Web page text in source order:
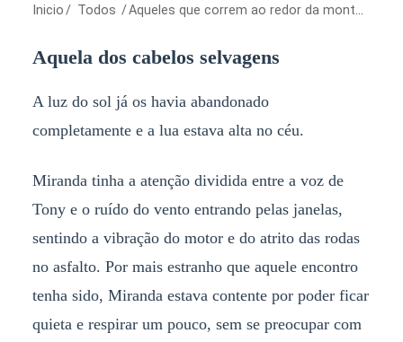
Inicio / Todos /Aqueles que correm ao redor da montanha
Aquela dos cabelos selvagens
A luz do sol já os havia abandonado
completamente e a lua estava alta no céu.
Miranda tinha a atenção dividida entre a voz de
Tony e o ruído do vento entrando pelas janelas,
sentindo a vibração do motor e do atrito das rodas
no asfalto. Por mais estranho que aquele encontro
tenha sido, Miranda estava contente por poder ficar
quieta e respirar um pouco, sem se preocupar com